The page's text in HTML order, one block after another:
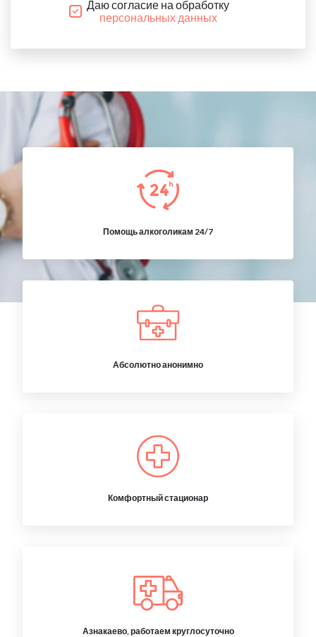
Даю согласие на обработку
персональных данных
Помощь алкоголикам 24/7
Абсолютно анонимно
Комфортный стационар
Азнакаево, работаем круглосуточно